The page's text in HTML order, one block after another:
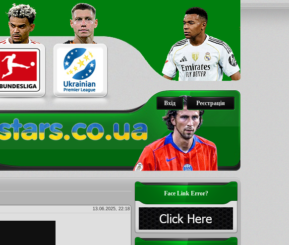
Реєстрація
Вхід
13.06.2025, 22:18
Face Link Error?